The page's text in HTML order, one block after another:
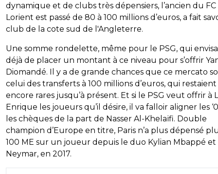
dynamique et de clubs très dépensiers, l’ancien du FC
Lorient est passé de 80 à 100 millions d’euros, a fait
club de la cote sud de l'Angleterre.
Une somme rondelette, même pour le PSG, qui
déjà de placer un montant à ce niveau pour s’offrir
Diomandé. Il y a de grande chances que ce mercato
celui des transferts à 100 millions d’euros, qui restaient
encore rares jusqu’à présent. Et si le PSG veut offrir à
Enrique les joueurs qu’il désire, il va falloir aligner les
les chèques de la part de Nasser Al-Khelaïfi. Double
champion d’Europe en titre, Paris n’a plus dépensé
100 ME sur un joueur depuis le duo Kylian Mbappé et
Neymar, en 2017.